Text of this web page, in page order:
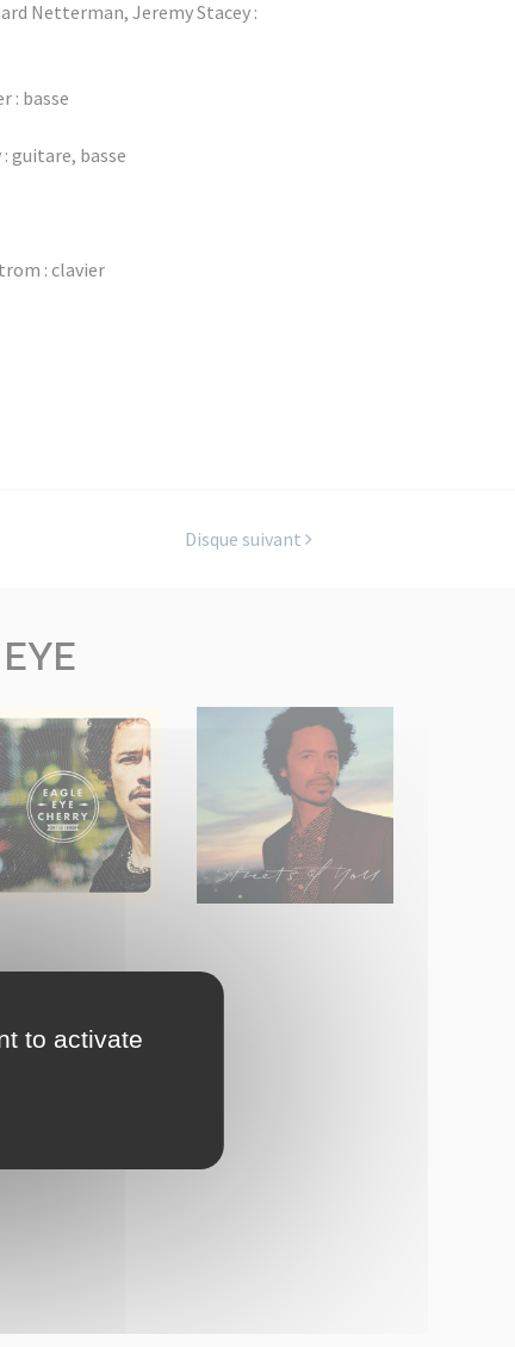
Netterman, Jeremy Stacey :
: basse
guitare, basse
: clavier
Disque suivant
to activate